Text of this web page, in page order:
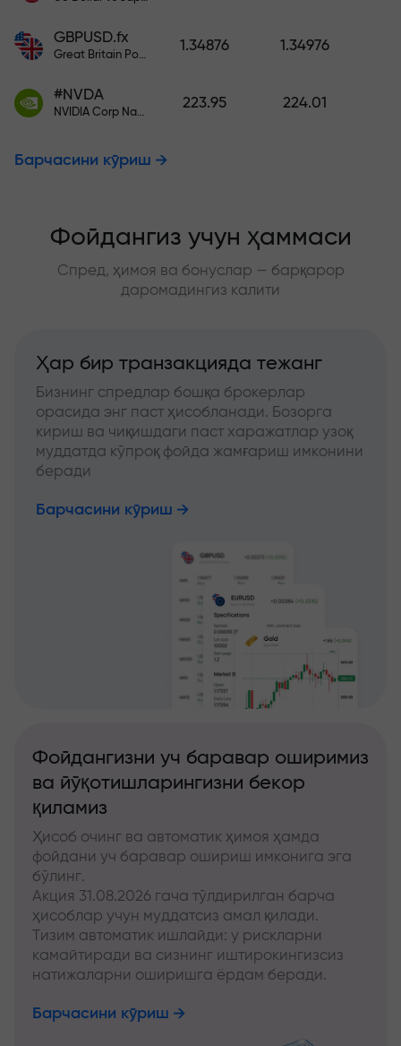
GBPUSD.fx
Great Britain Pound vs US Dollar
1.34876 1.34976
#NVDA
NVIDIA Corp Nasdaq Stock Exchange (Nasdaq) USD
223.95 224.01
Барчасини кўриш
Фойдангиз учун ҳаммаси
Спред, ҳимоя ва бонуслар — барқарор
даромадингиз калити
Ҳар бир транзакцияда тежанг
Бизнинг спредлар бошқа брокерлар
орасида энг паст ҳисобланади. Бозорга
кириш ва чиқишдаги паст харажатлар узоқ
муддатда кўпроқ фойда жамғариш имконини
беради
Барчасини кўриш
Фойдангизни уч баравар оширимиз
ва йўқотишларингизни бекор
қиламиз
Ҳисоб очинг ва автоматик ҳимоя ҳамда
фойдани уч баравар ошириш имконига эга
бўлинг.
Акция 31.08.2026 гача тўлдирилган барча
ҳисоблар учун муддатсиз амал қилади.
Тизим автоматик ишлайди: у рискларни
камайтиради ва сизнинг иштирокингизсиз
натижаларни оширишга ёрдам беради.
Барчасини кўриш